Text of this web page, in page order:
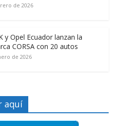
de 2026
y Opel Ecuador lanzan la
CORSA con 20 autos
de 2026
aquí